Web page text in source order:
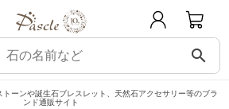
search
ーンや誕生石ブレスレット、天然石アクセサリー等のブラ
ンド通販サイト